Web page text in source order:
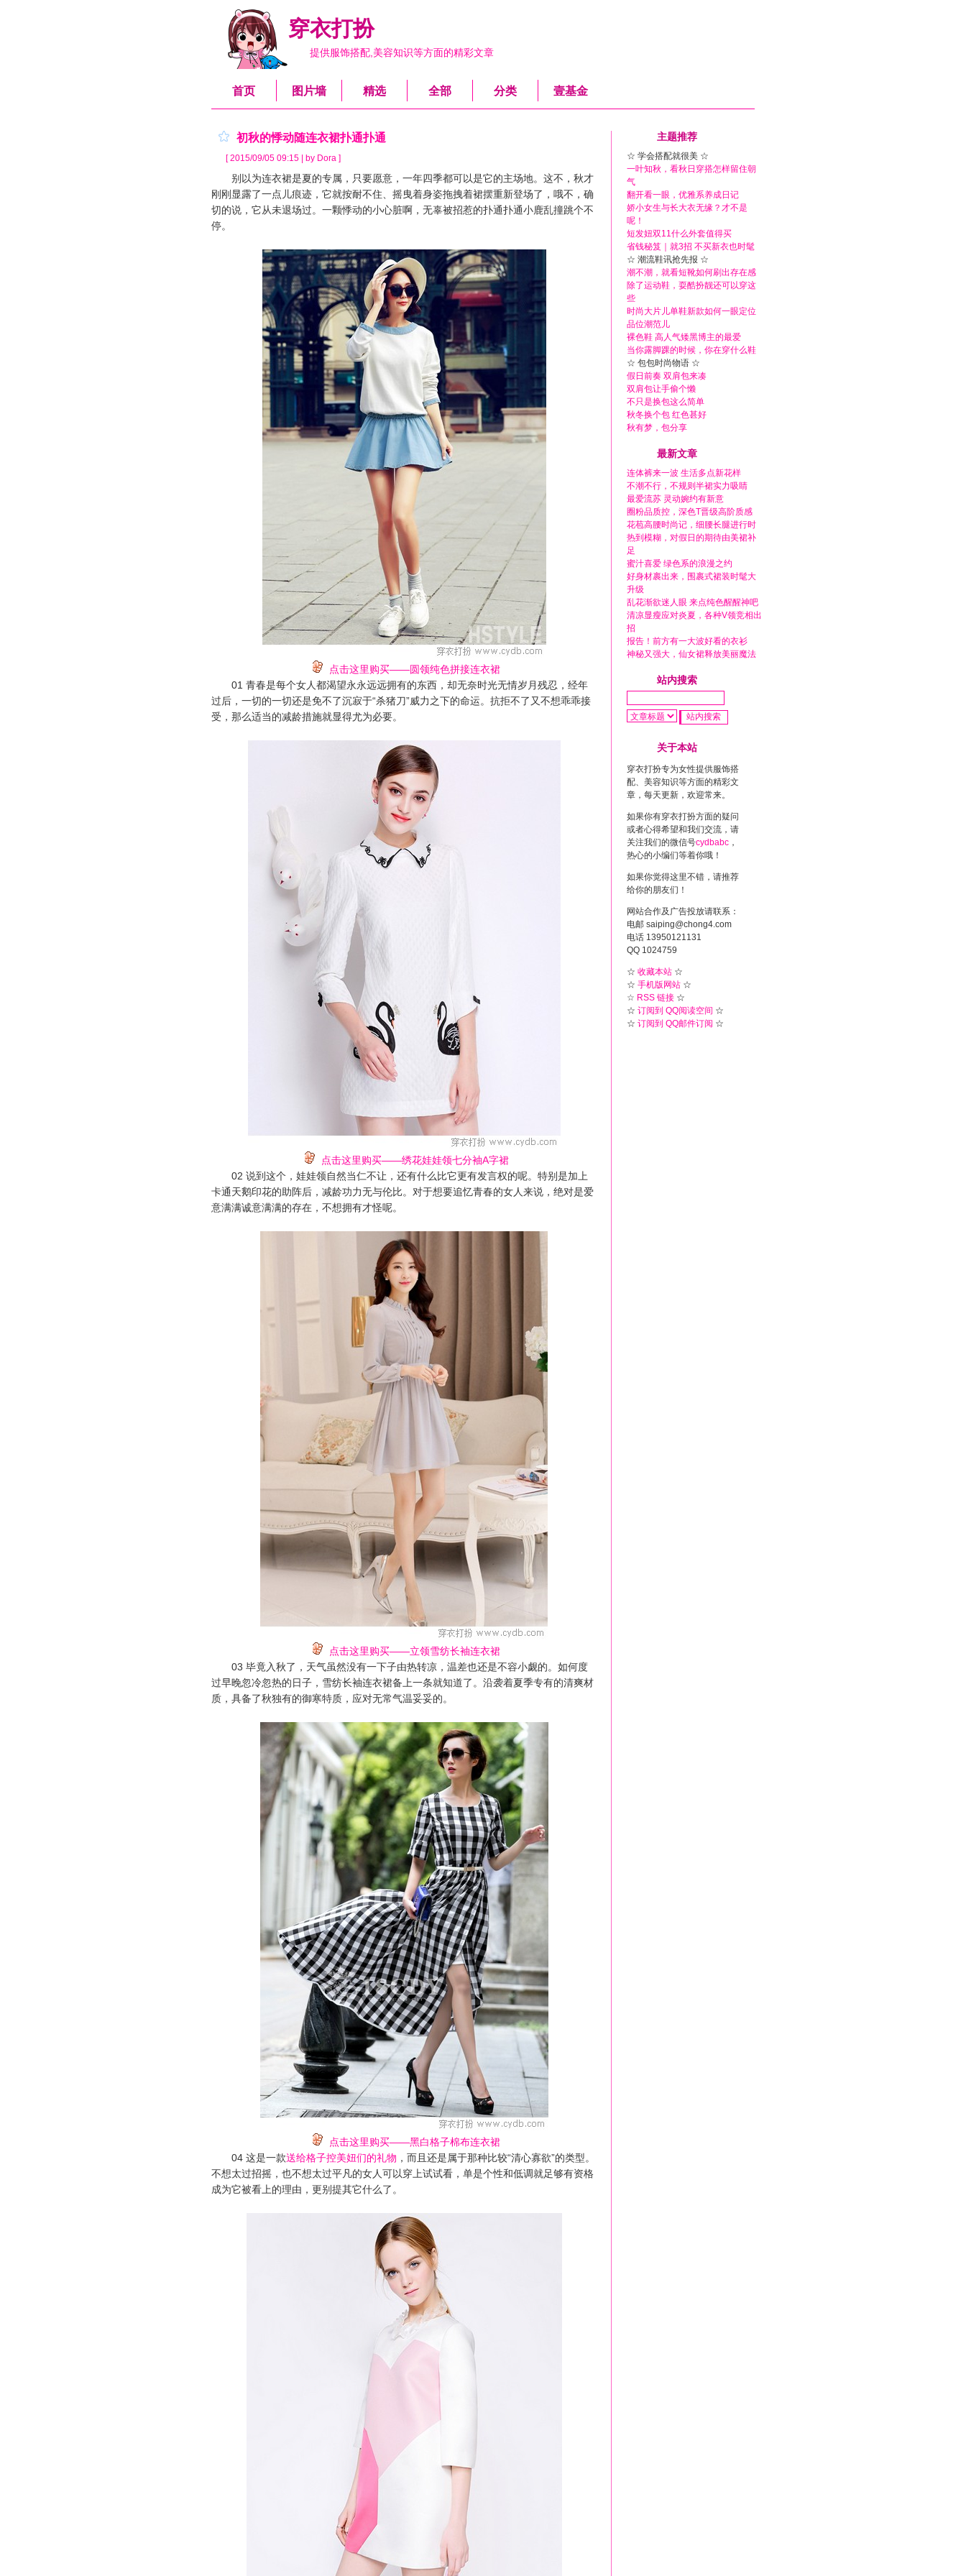
穿衣打扮
提供服饰搭配,美容知识等方面的精彩文章
首页 图片墙 精选 全部 分类 壹基金
初秋的悸动随连衣裙扑通扑通
[ 2015/09/05 09:15 | by Dora ]
别以为连衣裙是夏的专属，只要愿意，一年四季都可以是它的主场地。这不，秋才
刚刚显露了一点儿痕迹，它就按耐不住、摇曳着身姿拖拽着裙摆重新登场了，哦不，确
切的说，它从未退场过。一颗悸动的小心脏啊，无辜被招惹的扑通扑通小鹿乱撞跳个不
停。
点击这里购买——圆领纯色拼接连衣裙
01 青春是每个女人都渴望永永远远拥有的东西，却无奈时光无情岁月残忍，经年
过后，一切的一切还是免不了沉寂于“杀猪刀”威力之下的命运。抗拒不了又不想乖乖接
受，那么适当的减龄措施就显得尤为必要。
点击这里购买——绣花娃娃领七分袖A字裙
02 说到这个，娃娃领自然当仁不让，还有什么比它更有发言权的呢。特别是加上
卡通天鹅印花的助阵后，减龄功力无与伦比。对于想要追忆青春的女人来说，绝对是爱
意满满诚意满满的存在，不想拥有才怪呢。
点击这里购买——立领雪纺长袖连衣裙
03 毕竟入秋了，天气虽然没有一下子由热转凉，温差也还是不容小觑的。如何度
过早晚忽冷忽热的日子，雪纺长袖连衣裙备上一条就知道了。沿袭着夏季专有的清爽材
质，具备了秋独有的御寒特质，应对无常气温妥妥的。
点击这里购买——黑白格子棉布连衣裙
04 这是一款送给格子控美妞们的礼物 ，而且还是属于那种比较“清心寡欲”的类型。
不想太过招摇，也不想太过平凡的女人可以穿上试试看，单是个性和低调就足够有资格
成为它被看上的理由，更别提其它什么了。
主题推荐
☆ 学会搭配就很美 ☆
一叶知秋，看秋日穿搭怎样留住朝
气
翻开看一眼，优雅系养成日记
娇小女生与长大衣无缘？才不是
呢！
短发妞双11什么外套值得买
省钱秘笈｜就3招 不买新衣也时髦
☆ 潮流鞋讯抢先报 ☆
潮不潮，就看短靴如何刷出存在感
除了运动鞋，耍酷扮靓还可以穿这
些
时尚大片儿单鞋新款如何一眼定位
品位潮范儿
裸色鞋 高人气矮黑博主的最爱
当你露脚踝的时候，你在穿什么鞋
☆ 包包时尚物语 ☆
假日前奏 双肩包来凑
双肩包让手偷个懒
不只是换包这么简单
秋冬换个包 红色甚好
秋有梦，包分享
最新文章
连体裤来一波 生活多点新花样
不潮不行，不规则半裙实力吸睛
最爱流苏 灵动婉约有新意
圈粉品质控，深色T晋级高阶质感
花苞高腰时尚记，细腰长腿进行时
热到模糊，对假日的期待由美裙补
足
蜜汁喜爱 绿色系的浪漫之约
好身材裹出来，围裹式裙装时髦大
升级
乱花渐欲迷人眼 来点纯色醒醒神吧
清凉显瘦应对炎夏，各种V领竞相出
招
报告！前方有一大波好看的衣衫
神秘又强大，仙女裙释放美丽魔法
站内搜索
关于本站
穿衣打扮专为女性提供服饰搭
配、美容知识等方面的精彩文
章，每天更新，欢迎常来。
如果你有穿衣打扮方面的疑问
或者心得希望和我们交流，请
关注我们的微信号cydbabc ，
热心的小编们等着你哦！
如果你觉得这里不错，请推荐
给你的朋友们！
网站合作及广告投放请联系：
电邮 saiping@chong4.com
电话 13950121131
QQ 1024759
☆ 收藏本站 ☆
☆ 手机版网站 ☆
☆ RSS 链接 ☆
☆ 订阅到 QQ阅读空间 ☆
☆ 订阅到 QQ邮件订阅 ☆